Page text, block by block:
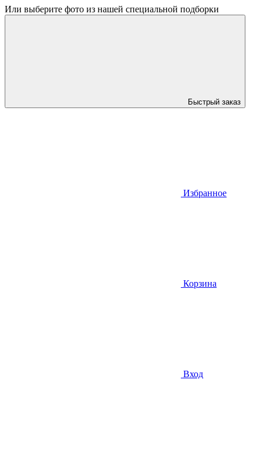
Или выберите фото из нашей специальной подборки
Быстрый заказ
Избранное
Корзина
Вход